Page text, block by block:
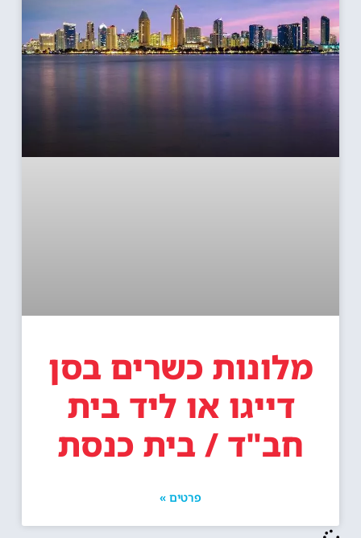
מלונות כשרים בסן
דייגו או ליד בית
חב"ד / בית כנסת
פרטים »